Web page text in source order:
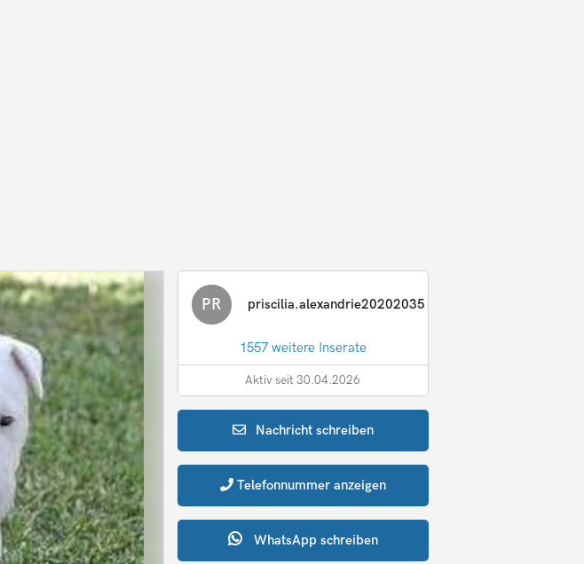
PR priscilia.alexandrie20202035
1557 weitere Inserate
Aktiv seit 30.04.2026
Nachrichtschreiben
Telefonnummer anzeigen
WhatsApp schreiben